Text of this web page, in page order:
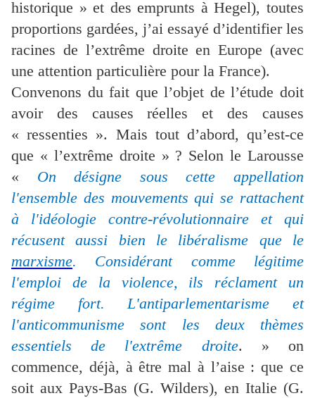
historique » et des emprunts à Hegel), toutes
proportions gardées, j’ai essayé d’identifier les
racines de l’extrême droite en Europe (avec
une attention particulière pour la France).
Convenons du fait que l’objet de l’étude doit
avoir des causes réelles et des causes
« ressenties ». Mais tout d’abord, qu’est-ce
que « l’extrême droite » ? Selon le Larousse
« On désigne sous cette appellation
l'ensemble des mouvements qui se rattachent
à l'idéologie contre-révolutionnaire et qui
récusent aussi bien le libéralisme que le
marxisme. Considérant comme légitime
l'emploi de la violence, ils réclament un
régime fort. L'antiparlementarisme et
l'anticommunisme sont les deux thèmes
essentiels de l'extrême droite. » on
commence, déjà, à être mal à l’aise : que ce
soit aux Pays-Bas (G. Wilders), en Italie (G.